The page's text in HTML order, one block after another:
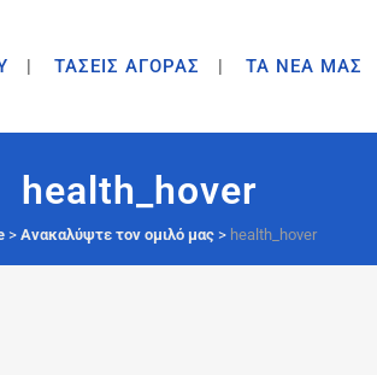
ΤΑΣΕΙΣ ΑΓΟΡΑΣ ΤΑ ΝΕΑ ΜΑΣ
health_hover
> Ανακαλύψτε τον ομιλό μας> health_hover